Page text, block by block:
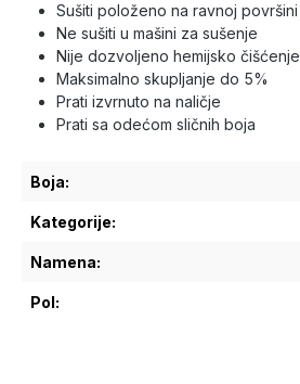
Sušiti položeno na ravnoj površini
Ne sušiti u mašini za sušenje
Nije dozvoljeno hemijsko čišćenje
Maksimalno skupljanje do 5%
Prati izvrnuto na naličje
Prati sa odećom sličnih boja
Boja:
Kategorije:
Namena:
Pol: